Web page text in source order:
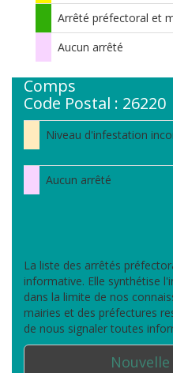
Arrêté préfectoral et
Aucun arrêté
Comps
Code Postal : 26220
Niveau d'infestation
Aucun arrêté
La liste des arrêtés
informative. Elle synthétise
dans la limite de nos
mairies et des préfectures
de nous signaler toutes